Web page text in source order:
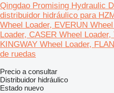
Qingdao Promising Hydraulic
distribuidor hidráulico para
Wheel Loader, EVERUN
Loader, CASER Wheel
KINGWAY Wheel Loader,
de ruedas
Precio a consultar
Distribuidor hidráulico
Estado nuevo